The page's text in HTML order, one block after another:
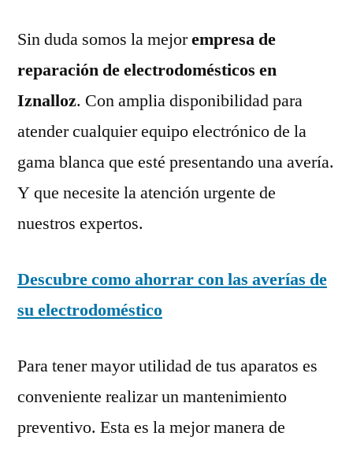
Sin duda somos la mejorempresa de
reparación de electrodomésticos en
Iznalloz. Con amplia disponibilidad para
atender cualquier equipo electrónico de la
gama blanca que esté presentando una avería.
Y que necesite la atención urgente de
nuestros expertos.
Descubre como ahorrar con las averías de
su electrodoméstico
Para tener mayor utilidad de tus aparatos es
conveniente realizar un mantenimiento
preventivo. Esta es la mejor manera de